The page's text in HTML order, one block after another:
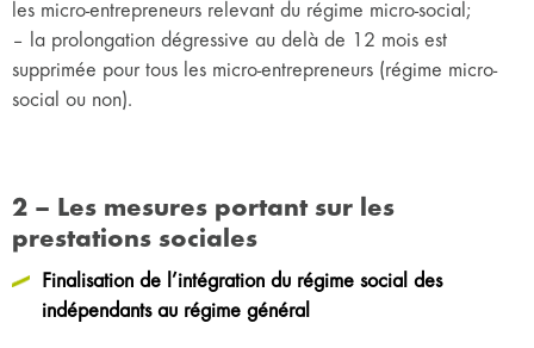
les micro-entrepreneurs relevant du régime micro-social;
– la prolongation dégressive au delà de 12 mois est
supprimée pour tous les micro-entrepreneurs (régime micro-
social ou non).
2 – Les mesures portant sur les
prestations sociales
Finalisation de l’intégration du régime social des
indépendants au régime général